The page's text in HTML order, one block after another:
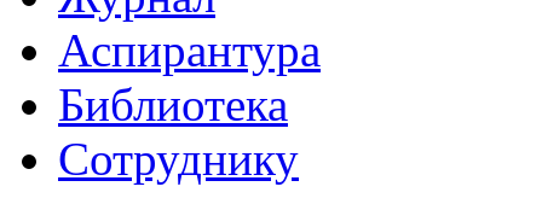
Аспирантура
Библиотека
Сотруднику